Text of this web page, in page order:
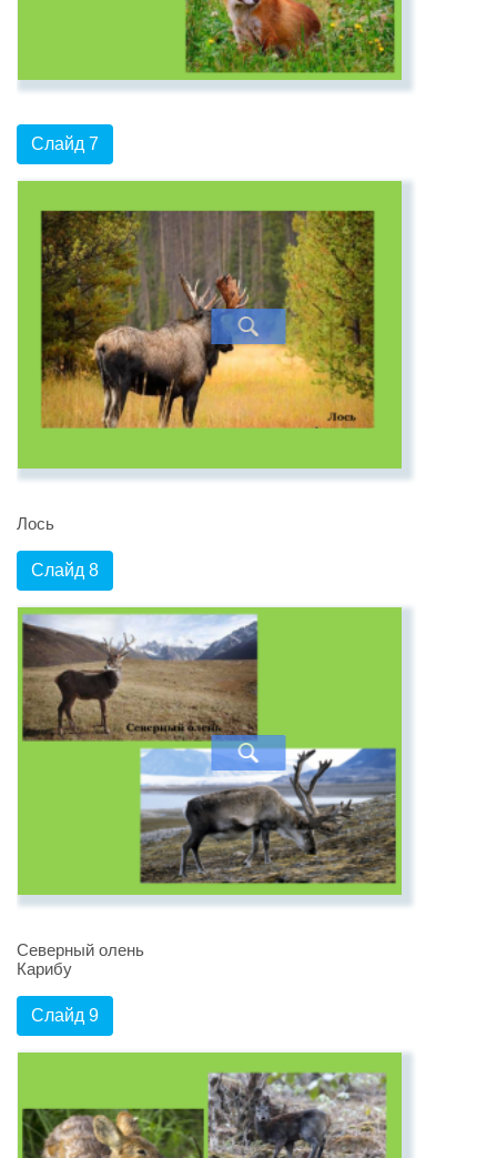
Слайд 7
Лось
Слайд 8
Северный олень
Карибу
Слайд 9